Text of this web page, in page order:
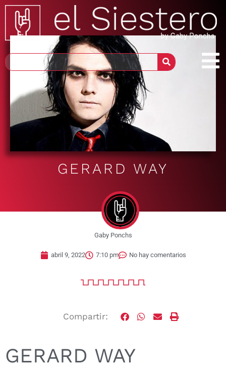
GERARD WAY
Gaby Ponchs
abril 9, 2022 7:10 pm No hay comentarios
Compartir:
GERARD WAY